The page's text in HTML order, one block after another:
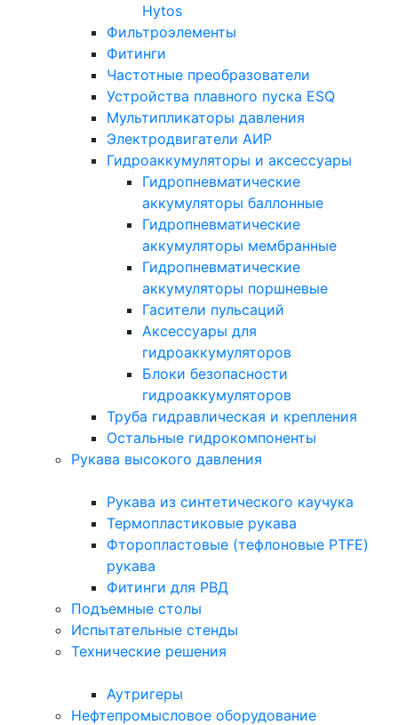
Hytos
Фильтроэлементы
Фитинги
Частотные преобразователи
Устройства плавного пуска ESQ
Мультипликаторы давления
Электродвигатели АИР
Гидроаккумуляторы и аксессуары
Гидропневматические
аккумуляторы баллонные
Гидропневматические
аккумуляторы мембранные
Гидропневматические
аккумуляторы поршневые
Гасители пульсаций
Аксессуары для
гидроаккумуляторов
Блоки безопасности
гидроаккумуляторов
Труба гидравлическая и крепления
Остальные гидрокомпоненты
Рукава высокого давления
Рукава из синтетического каучука
Термопластиковые рукава
Фторопластовые (тефлоновые PTFE)
рукава
Фитинги для РВД
Подъемные столы
Испытательные стенды
Технические решения
Аутригеры
Нефтепромысловое оборудование